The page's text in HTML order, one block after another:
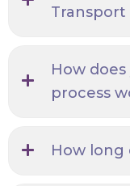
Transport
How
process
How long